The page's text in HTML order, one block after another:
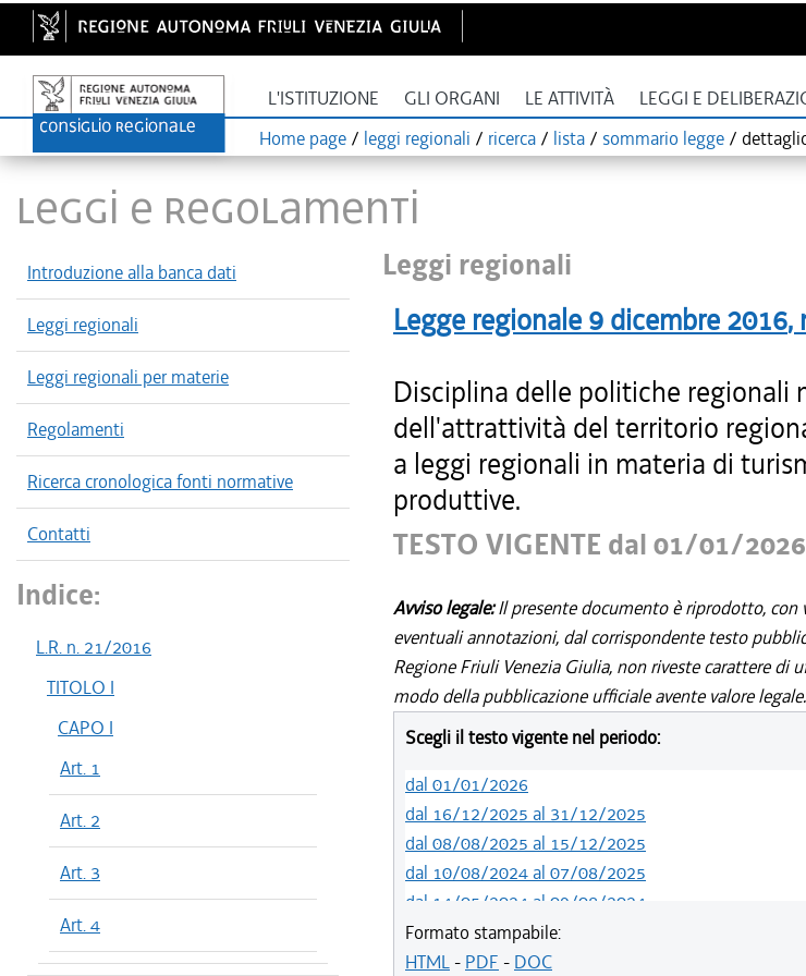
L'ISTITUZIONE GLI ORGANI LE ATTIVITÀ LEGGI E
Home page / leggi regionali / ricerca / lista / sommario legge /
LEGGI E REGOLAMENTI
Introduzione alla banca dati
Leggi regionali
Leggi regionali per materie
Regolamenti
Ricerca cronologica fonti normative
Contatti
Indice:
L.R. n. 21/2016
TITOLO I
CAPO I
Art. 1
Art. 2
Art. 3
Art. 4
Leggi regionali
Legge regionale 9 dicembre 2016,
Disciplina delle politiche regionali
dell'attrattività del territorio
a leggi regionali in materia di
produttive.
TESTO VIGENTE dal 01/01/2026
Avviso legale:Il presente documento è riprodotto, con
eventuali annotazioni, dal corrispondente testo
Regione Friuli Venezia Giulia, non riveste carattere di
modo della pubblicazione ufficiale avente valore legale.
Scegli il testo vigente nel periodo:
dal 01/01/2026
dal 16/12/2025 al 31/12/2025
dal 08/08/2025 al 15/12/2025
dal 10/08/2024 al 07/08/2025
dal 14/05/2024 al 09/08/2024
dal 01/01/2024 al 13/05/2024
dal 31/10/2023 al 31/12/2023
Formato stampabile:
HTML- PDF - DOC